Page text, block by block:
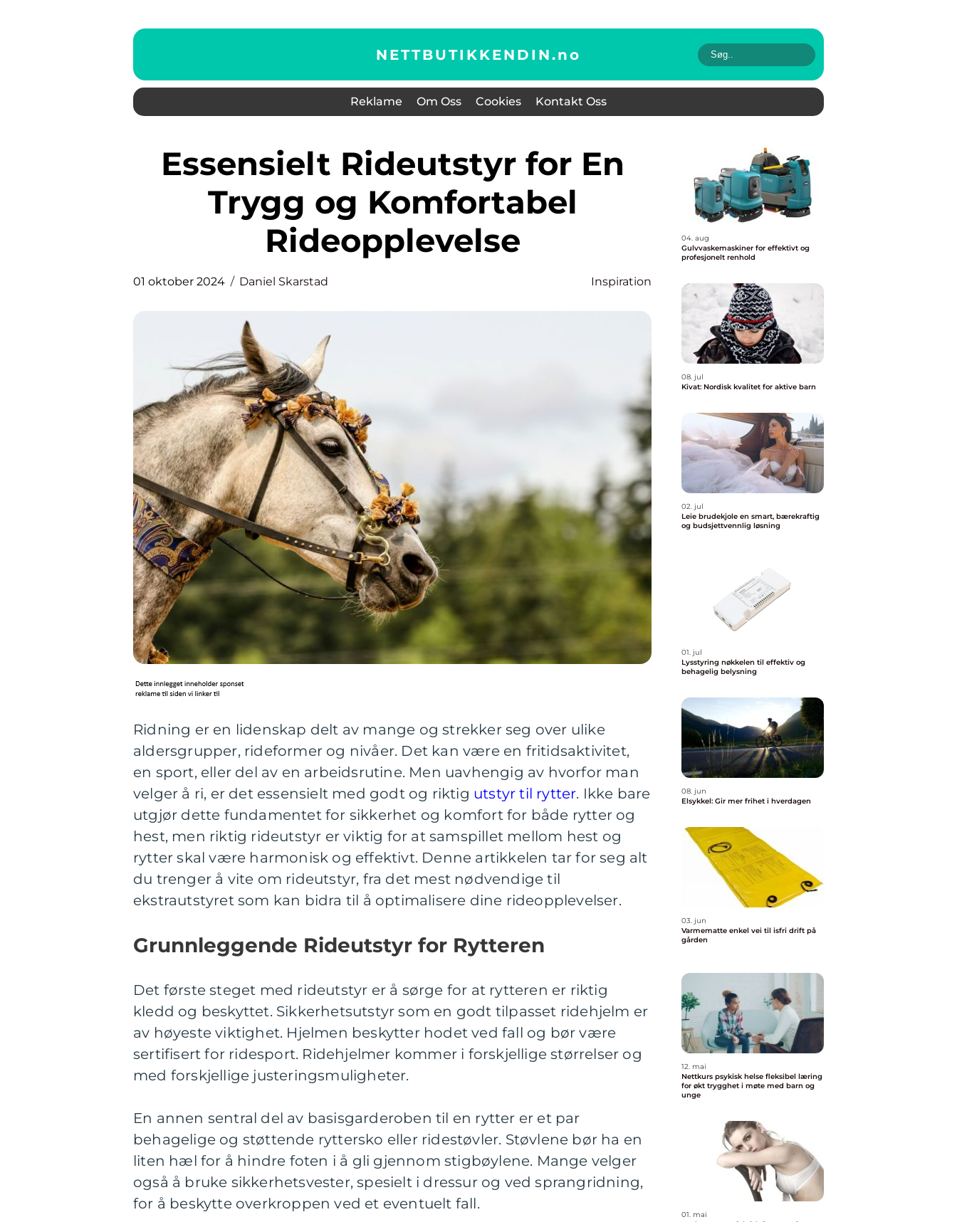
NETTBUTIKKENDIN.no
Reklame Om Oss Cookies Kontakt Oss
Essensielt Rideutstyr for En
Trygg og Komfortabel
Rideopplevelse
01 oktober 2024 Daniel Skarstad Inspiration
Ridning er en lidenskap delt av mange og strekker seg over ulike
aldersgrupper, rideformer og nivåer. Det kan være en fritidsaktivitet,
en sport, eller del av en arbeidsrutine. Men uavhengig av hvorfor man
velger å ri, er det essensielt med godt og riktig utstyr til rytter. Ikke bare
utgjør dette fundamentet for sikkerhet og komfort for både rytter og
hest, men riktig rideutstyr er viktig for at samspillet mellom hest og
rytter skal være harmonisk og effektivt. Denne artikkelen tar for seg alt
du trenger å vite om rideutstyr, fra det mest nødvendige til
ekstrautstyret som kan bidra til å optimalisere dine rideopplevelser.
Grunnleggende Rideutstyr for Rytteren
Det første steget med rideutstyr er å sørge for at rytteren er riktig
kledd og beskyttet. Sikkerhetsutstyr som en godt tilpasset ridehjelm er
av høyeste viktighet. Hjelmen beskytter hodet ved fall og bør være
sertifisert for ridesport. Ridehjelmer kommer i forskjellige størrelser og
med forskjellige justeringsmuligheter.
En annen sentral del av basisgarderoben til en rytter er et par
behagelige og støttende ryttersko eller ridestøvler. Støvlene bør ha en
liten hæl for å hindre foten i å gli gjennom stigbøylene. Mange velger
også å bruke sikkerhetsvester, spesielt i dressur og ved sprangridning,
for å beskytte overkroppen ved et eventuelt fall.
04. aug
Gulvvaskemaskiner for effektivt og
profesjonelt renhold
08. jul
Kivat: Nordisk kvalitet for aktive barn
02. jul
Leie brudekjole en smart, bærekraftig
og budsjettvennlig løsning
01. jul
Lysstyring nøkkelen til effektiv og
behagelig belysning
08. jun
Elsykkel: Gir mer frihet i hverdagen
03. jun
Varmematte enkel vei til isfri drift på
gården
12. mai
Nettkurs psykisk helse fleksibel læring
for økt trygghet i møte med barn og
unge
01. mai